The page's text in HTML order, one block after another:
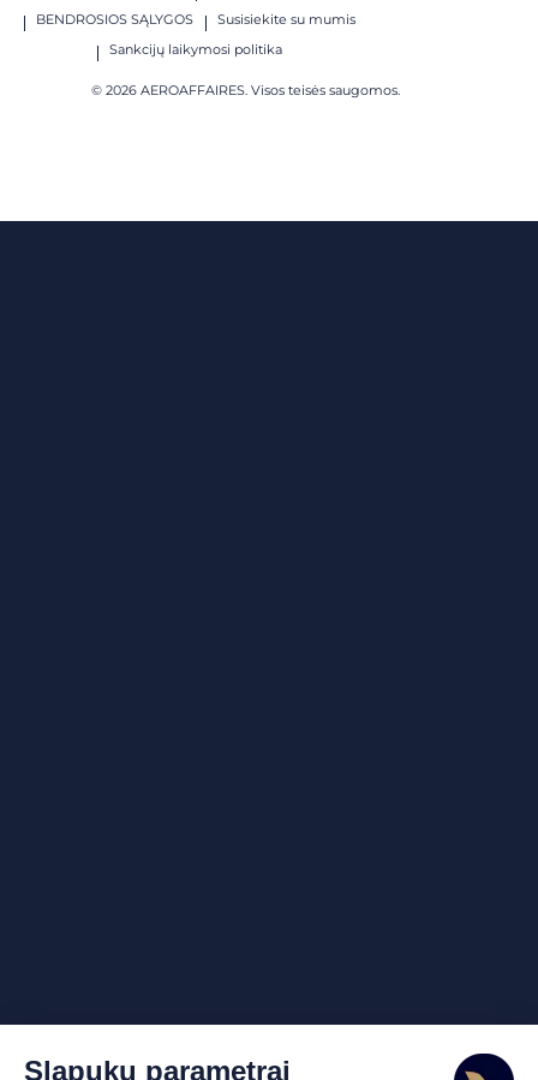
BENDROSIOS SĄLYGOS
Susisiekite su mumis
Sankcijų laikymosi politika
© 2026 AEROAFFAIRES. Visos teisės saugomos.